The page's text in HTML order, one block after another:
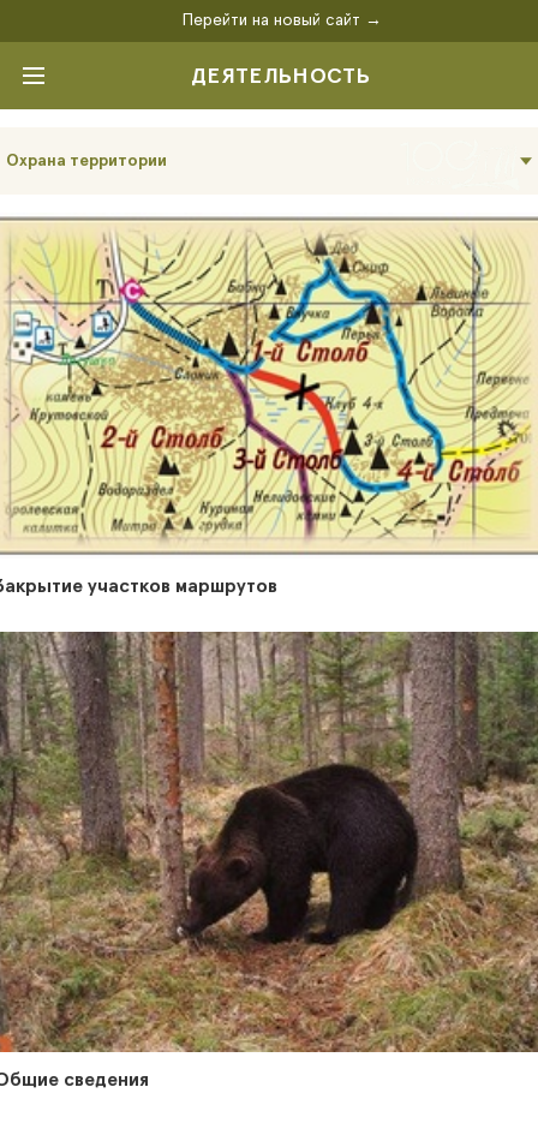
Перейти на новый сайт →
ДЕЯТЕЛЬНОСТЬ
Охрана территории
участков маршрутов
сведения